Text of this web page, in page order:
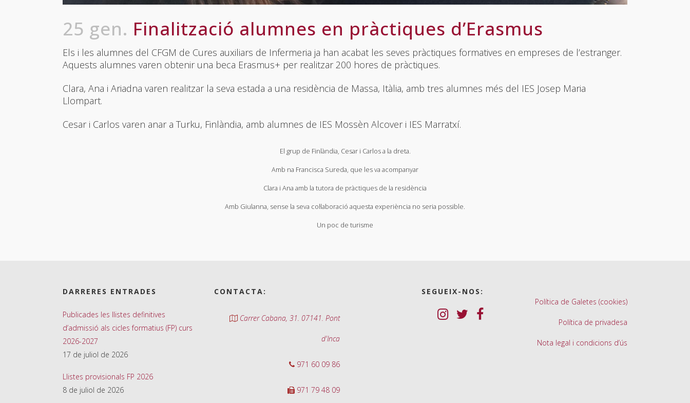
25 gen. Finalització alumnes en pràctiques d’Erasmus
Els i les alumnes del CFGM de Cures auxiliars de Infermeria ja han acabat les seves pràctiques formatives en empreses de l’estranger.
Aquests alumnes varen obtenir una beca Erasmus+ per realitzar 200 hores de pràctiques.
Clara, Ana i Ariadna varen realitzar la seva estada a una residència de Massa, Itàlia, amb tres alumnes més del IES Josep Maria
Llompart.
Cesar i Carlos varen anar a Turku, Finlàndia, amb alumnes de IES Mossèn Alcover i IES Marratxí.
El grup de Finlàndia, Cesar i Carlos a la dreta.
Amb na Francisca Sureda, que les va acompanyar
Clara i Ana amb la tutora de pràctiques de la residència
Amb Giulanna, sense la seva col·laboració aquesta experiència no seria possible.
Un poc de turisme
DARRERES ENTRADES
Publicades les llistes definitives
d’admissió als cicles formatius (FP) curs
2026-2027
17 de juliol de 2026
Llistes provisionals FP 2026
8 de juliol de 2026
CONTACTA:
Carrer Cabana, 31. 07141. Pont
d'Inca
971 60 09 86
971 79 48 09
SEGUEIX-NOS:
Política de Galetes (cookies)
Política de privadesa
Nota legal i condicions d’ús